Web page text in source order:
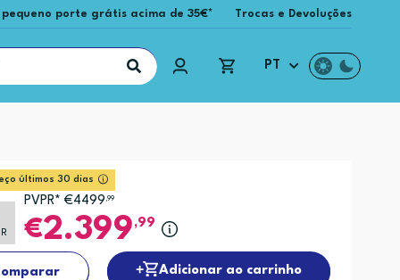
porte grátis acima de 35€* Trocas e Devoluções
PT
últimos 30 dias
PVPR* €4499 ,99
2.399 ,99
Adicionar ao carrinho